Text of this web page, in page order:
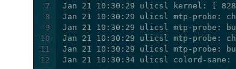
7
8
9
10
11
12
Jan 21 10:30:34 ulicsl colord-sane: